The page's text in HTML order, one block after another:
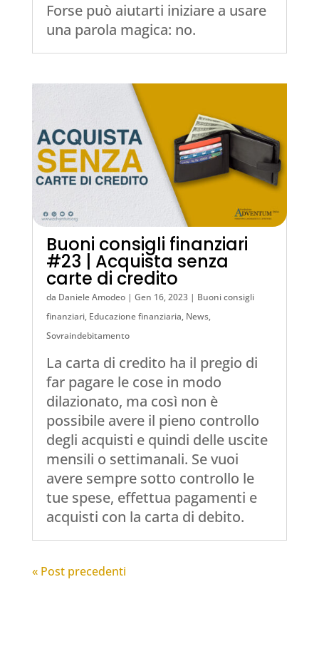
Forse può aiutarti iniziare a usare
una parola magica: no.
Buoni consigli finanziari
#23 | Acquista senza
carte di credito
da Daniele Amodeo| Gen 16, 2023| Buoni consigli
finanziari, Educazione finanziaria, News,
Sovraindebitamento
La carta di credito ha il pregio di
far pagare le cose in modo
dilazionato, ma così non è
possibile avere il pieno controllo
degli acquisti e quindi delle uscite
mensili o settimanali. Se vuoi
avere sempre sotto controllo le
tue spese, effettua pagamenti e
acquisti con la carta di debito.
« Post precedenti